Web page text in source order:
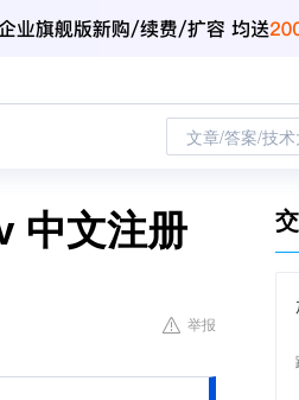
文章/答案/技术
中文注册
举报